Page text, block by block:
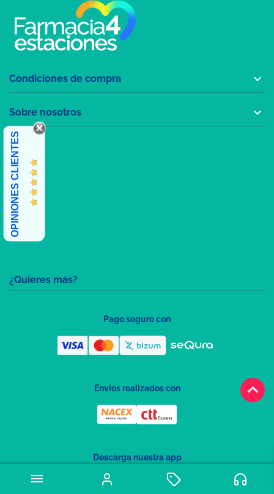
keyboard_arrow_up
¿Quieres más?
Condiciones de compra 
Sobre nosotros 
OPINIONES CLIENTES
Pago seguro con
Envíos realizados con
Descarga nuestra app